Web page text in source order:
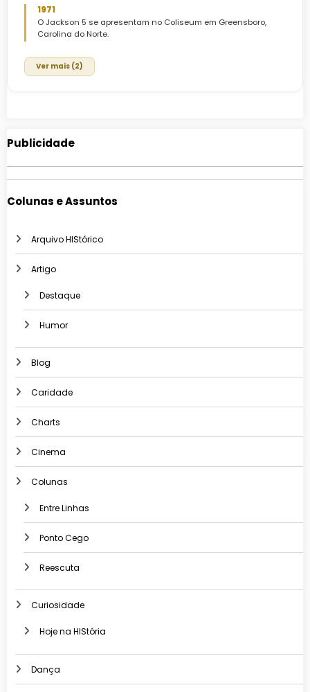
1971
O Jackson 5 se apresentam no Coliseum em Greensboro,
Carolina do Norte.
Ver mais (2)
Publicidade
Colunas e Assuntos
Arquivo HIStórico
Artigo
Destaque
Humor
Blog
Caridade
Charts
Cinema
Colunas
Entre Linhas
Ponto Cego
Reescuta
Curiosidade
Hoje na HIStória
Dança